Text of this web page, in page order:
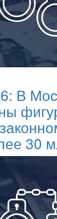
В
30